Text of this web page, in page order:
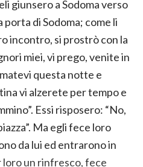
giunsero a Sodoma verso
di Sodoma; come li
incontro, si prostrò con la
miei, vi prego, venite in
questa notte e
vi alzerete per tempo e
Essi risposero: “No,
Ma egli fece loro
da lui ed entrarono in
loro un rinfresco, fece